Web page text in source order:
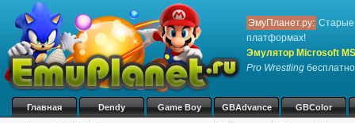
ЭмуПланет.ру: Старые
платформах!
Эмулятор Microsoft
Pro Wrestling
Главная Dendy Game Boy GBAdvance GBColor